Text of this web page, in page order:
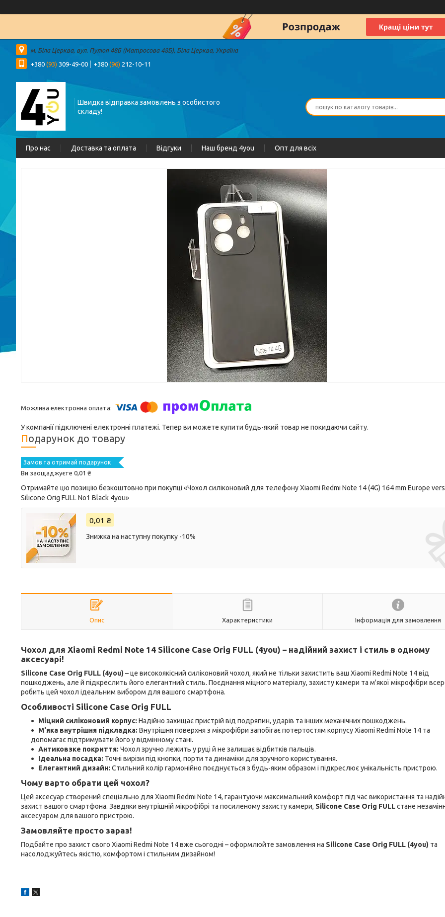
м. Біла Церква, вул. Пулюя 48Б (Матросова 48Б), Біла Церква, Україна
+380 (93) 309-49-00 +380 (96) 212-10-11
Швидка відправка замовлень з особистого
складу!
Про нас Доставка та оплата Відгуки Наш бренд 4you Опт для всіх
У компанії підключені електронні платежі. Тепер ви можете купити будь-який товар не покидаючи сайту.
Подарунок до товару
Замов та отримай подарунок
Ви заощаджуєте 0,01 ₴
Отримайте цю позицію безкоштовно при покупці «Чохол силіконовий для телефону Xiaomi Redmi Note 14 (4G) 164 mm Europe
Silicone Orig FULL No1 Black 4you»
0,01 ₴
Знижка на наступну покупку -10%
Опис Характеристики Інформація для замовлення
Чохол для Xiaomi Redmi Note 14 Silicone Case Orig FULL (4you) – надійний захист і стиль в одному
аксесуарі!
Silicone Case Orig FULL (4you) – це високоякісний силіконовий чохол, який не тільки захистить ваш Xiaomi Redmi Note 14 від
пошкоджень, але й підкреслить його елегантний стиль. Поєднання міцного матеріалу, захисту камери та м'якої мікрофібри
робить цей чохол ідеальним вибором для вашого смартфона.
Особливості Silicone Case Orig FULL
Міцний силіконовий корпус: Надійно захищає пристрій від подряпин, ударів та інших механічних пошкоджень.
М'яка внутрішня підкладка: Внутрішня поверхня з мікрофібри запобігає потертостям корпусу Xiaomi Redmi Note 14 та
допомагає підтримувати його у відмінному стані.
Антиковзке покриття: Чохол зручно лежить у руці й не залишає відбитків пальців.
Ідеальна посадка: Точні вирізи під кнопки, порти та динаміки для зручного користування.
Елегантний дизайн: Стильний колір гармонійно поєднується з будь-яким образом і підкреслює унікальність пристрою.
Чому варто обрати цей чохол?
Цей аксесуар створений спеціально для Xiaomi Redmi Note 14, гарантуючи максимальний комфорт під час використання та
захист вашого смартфона. Завдяки внутрішній мікрофібрі та посиленому захисту камери, Silicone Case Orig FULLстане
аксесуаром для вашого пристрою.
Замовляйте просто зараз!
Подбайте про захист свого Xiaomi Redmi Note 14 вже сьогодні – оформлюйте замовлення на Silicone Case Orig FULL (4you) та
насолоджуйтесь якістю, комфортом і стильним дизайном!